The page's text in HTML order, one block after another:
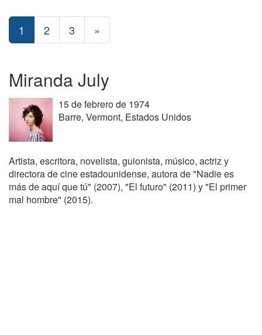
1 2 3 »
Miranda July
15 de febrero de 1974
Barre, Vermont, Estados Unidos
Artista, escritora, novelista, guionista, músico, actriz y
directora de cine estadounidense, autora de "Nadie es
más de aquí que tú" (2007), "El futuro" (2011) y "El primer
mal hombre" (2015).